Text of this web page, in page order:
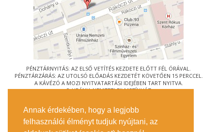
Annak érdekében, hogy a legjobb
felhasználói élményt tudjuk nyújtani, az
PÉNZTÁRNYITÁS: AZ ELSŐ VETÍTÉS KEZDETE ELŐTT FÉL ÓRÁVAL.
PÉNZTÁRZÁRÁS: AZ UTOLSÓ ELŐADÁS KEZDETÉT KÖVETŐEN 15 PERCCEL.
A KÁVÉZÓ A MOZI NYITVATARTÁSI IDEJÉBEN TART NYITVA.
© URÁNIA NEMZETI FILMSZÍNHÁZ
1088 BUDAPEST, RÁKÓCZI ÚT 21.
MEGKÖZELÍTÉS